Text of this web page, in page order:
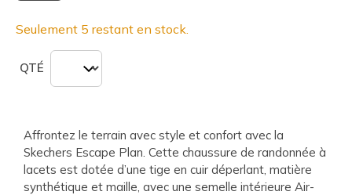
Seulement 5 restant en stock.
QTÉ
Affrontez le terrain avec style et confort avec la
Skechers Escape Plan. Cette chaussure de randonnée à
lacets est dotée d’une tige en cuir déperlant, matière
synthétique et maille, avec une semelle intérieure Air-